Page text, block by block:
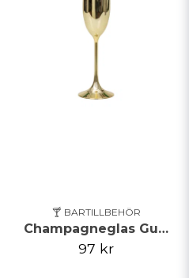
🍸 BARTILLBEHÖR
Champagneglas Guld
97 kr